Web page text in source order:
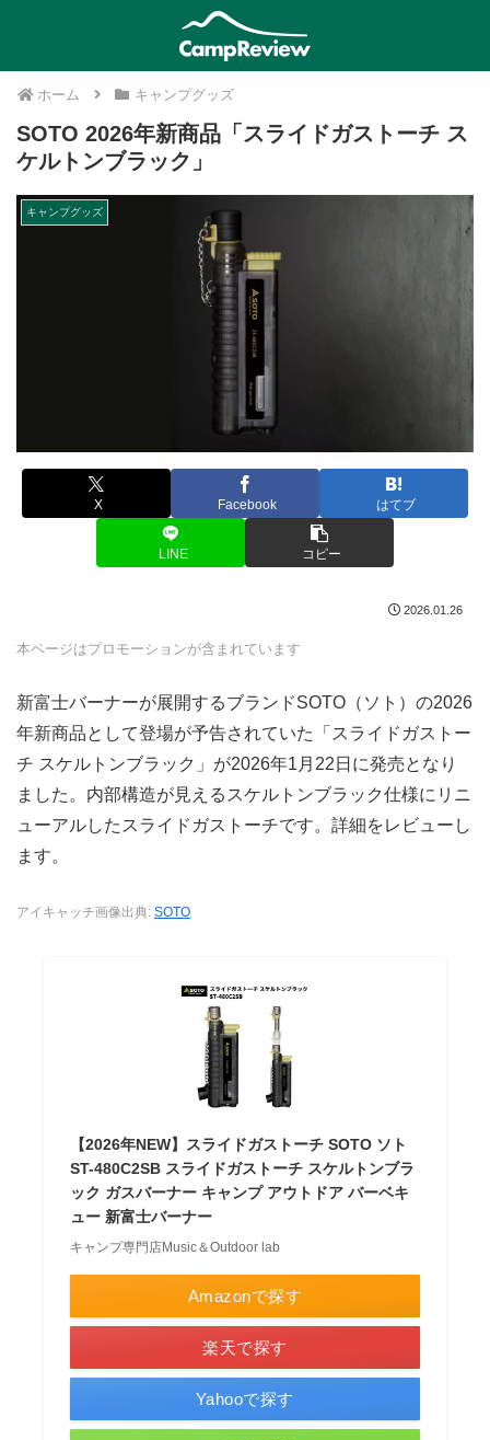
ホーム キャンプグッズ
SOTO 2026年新商品「スライドガストーチ ス
ケルトンブラック」
キャンプグッズ
X Facebook はてブ
LINE コピー
2026.01.26
本ページはプロモーションが含まれています
新富士バーナーが展開するブランドSOTO（ソト）の2026
年新商品として登場が予告されていた「スライドガストー
チ スケルトンブラック」が2026年1月22日に発売となり
ました。内部構造が見えるスケルトンブラック仕様にリニ
ューアルしたスライドガストーチです。詳細をレビューし
ます。
アイキャッチ画像出典: SOTO
【2026年NEW】スライドガストーチ SOTO ソト
ST-480C2SB スライドガストーチ スケルトンブラ
ック ガスバーナー キャンプ アウトドア バーベキ
ュー 新富士バーナー
キャンプ専門店Music＆Outdoor lab
Amazonで探す
楽天で探す
Yahooで探す